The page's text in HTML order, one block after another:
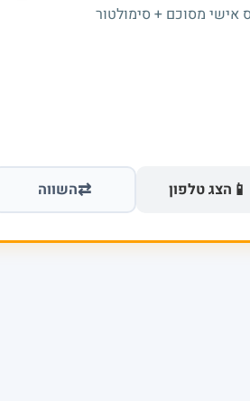
אישי מסוכם + סימולטור
📱 הצג טלפון ⇄השווה